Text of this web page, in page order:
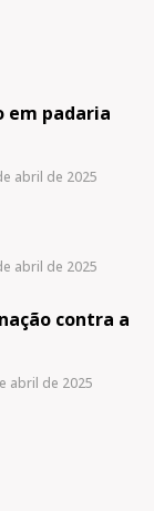
em padaria
abril de 2025
abril de 2025
contra a
abril de 2025